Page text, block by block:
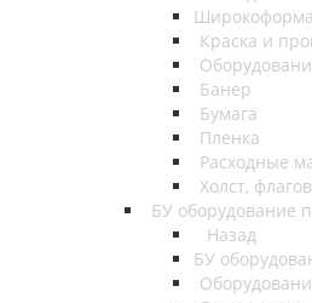
Краска и
Банер
Бумага
Пленка
Расходные
Холст,
БУ оборудование
Назад
БУ